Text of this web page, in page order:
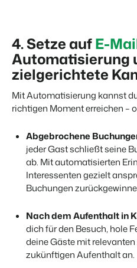
4. Setze aufE-
Automatisierung
zielgerichtete
Mit Automatisierung kannst
richtigen Moment erreichen –
Abgebrochene
jeder Gast schließt seine
ab. Mit automatisierten
Interessenten gezielt
Buchungen
Nach dem Aufenthalt in
dich für den Besuch, hole
deine Gäste mit
zukünftigen Aufenthalt an.